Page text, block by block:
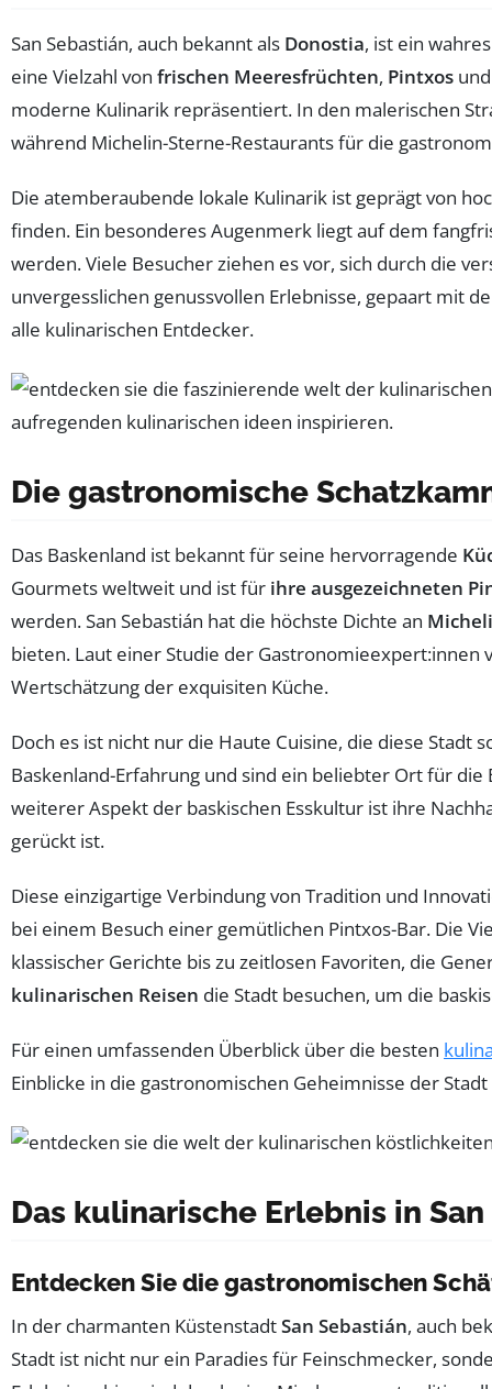
San Sebastián, auch bekannt als Donostia, ist ein
eine Vielzahl von frischen Meeresfrüchten, Pintxos
moderne Kulinarik repräsentiert. In den malerischen
während Michelin-Sterne-Restaurants für die
Die atemberaubende lokale Kulinarik ist geprägt von
finden. Ein besonderes Augenmerk liegt auf dem
werden. Viele Besucher ziehen es vor, sich durch die
unvergesslichen genussvollen Erlebnisse, gepaart mit
alle kulinarischen Entdecker.
Die gastronomische
Das Baskenland ist bekannt für seine hervorragende
Gourmets weltweit und ist für ihre ausgezeichneten
werden. San Sebastián hat die höchste Dichte an
bieten. Laut einer Studie der Gastronomieexpert:innen
Wertschätzung der exquisiten Küche.
Doch es ist nicht nur die Haute Cuisine, die diese Stadt
Baskenland-Erfahrung und sind ein beliebter Ort für
weiterer Aspekt der baskischen Esskultur ist ihre
gerückt ist.
Diese einzigartige Verbindung von Tradition und
bei einem Besuch einer gemütlichen Pintxos-Bar. Die
klassischer Gerichte bis zu zeitlosen Favoriten, die
kulinarischen Reisen die Stadt besuchen, um die
Für einen umfassenden Überblick über die besten
Einblicke in die gastronomischen Geheimnisse der
Das kulinarische Erlebnis in
Entdecken Sie die gastronomischen
In der charmanten KüstenstadtSan Sebastián, auch
Stadt ist nicht nur ein Paradies für Feinschmecker,